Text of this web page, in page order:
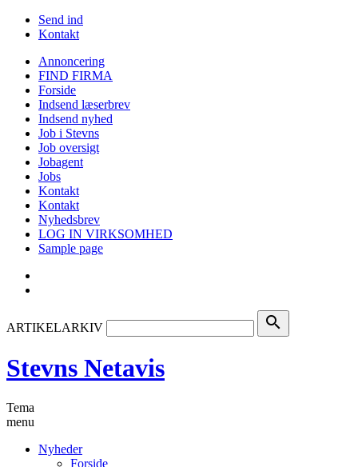
Send ind
Kontakt
Annoncering
FIND FIRMA
Forside
Indsend læserbrev
Indsend nyhed
Job i Stevns
Job oversigt
Jobagent
Jobs
Kontakt
Kontakt
Nyhedsbrev
LOG IN VIRKSOMHED
Sample page
ARTIKELARKIV search
Stevns Netavis
Tema
menu
Nyheder
Forside